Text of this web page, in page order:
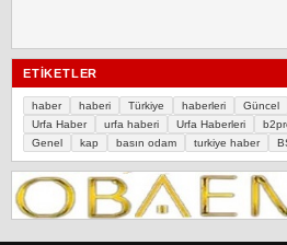
ETIKETLER
haber haberi Türkiye haberleri Güncel
Urfa Haber
urfa haberi Urfa Haberleri
Genel
kap basın odam turkiye haber